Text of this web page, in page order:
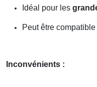
Idéal pour les
Peut être
Inconvénients :